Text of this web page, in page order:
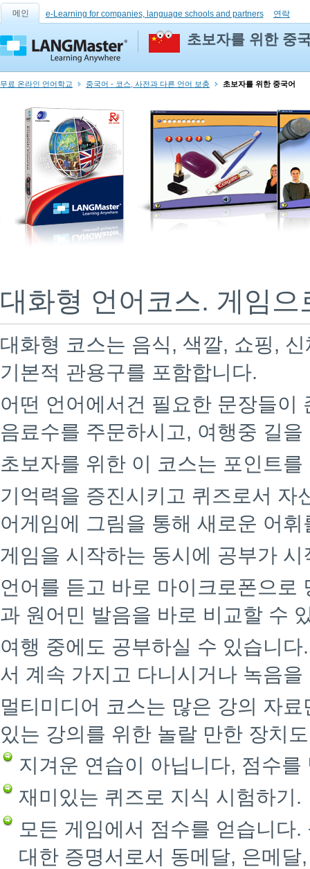
메인 e-Learning for companies, language schools and partners 연락
초보자를 위한 중
무료 온라인 언어학교 중국어 - 코스, 사전과 다른 언어 보충 초보자를 위한 중국어
대화형 언어코스. 게임
대화형 코스는 음식, 색깔, 쇼핑,
기본적 관용구를 포함합니다.
어떤 언어에서건 필요한 문장들이
음료수를 주문하시고, 여행중 길
초보자를 위한 이 코스는 포인트
기억력을 증진시키고 퀴즈로서 자
어게임에 그림을 통해 새로운 어
게임을 시작하는 동시에 공부가 시
언어를 듣고 바로 마이크로폰으로
과 원어민 발음을 바로 비교할 수
여행 중에도 공부하실 수 있습니
서 계속 가지고 다니시거나 녹음
멀티미디어 코스는 많은 강의 자
있는 강의를 위한 놀랄 만한 장치
지겨운 연습이 아닙니다, 점수
재미있는 퀴즈로 지식 시험하기.
모든 게임에서 점수를 얻습니다
대한 증명서로서 동메달, 은메